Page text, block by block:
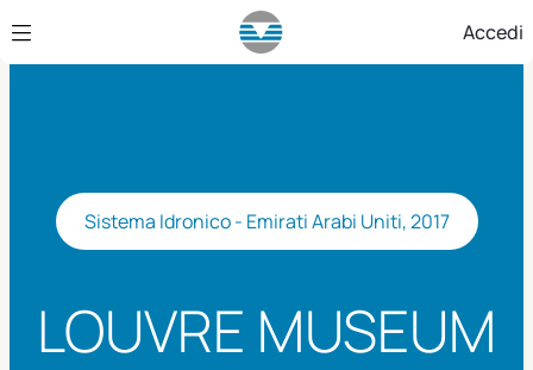
Skip to Main Content Accedi
Sistema Idronico - Emirati Arabi Uniti, 2017
LOUVRE MUSEUM